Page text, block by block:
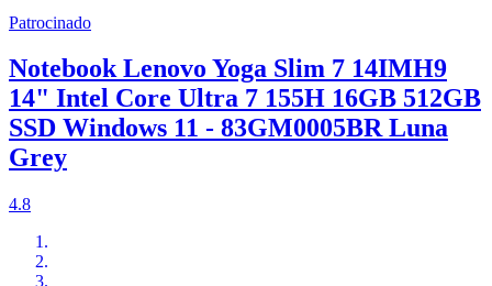
Patrocinado
Notebook Lenovo Yoga Slim 7 14IMH9
14" Intel Core Ultra 7 155H 16GB 512GB
SSD Windows 11 - 83GM0005BR Luna
Grey
4.8